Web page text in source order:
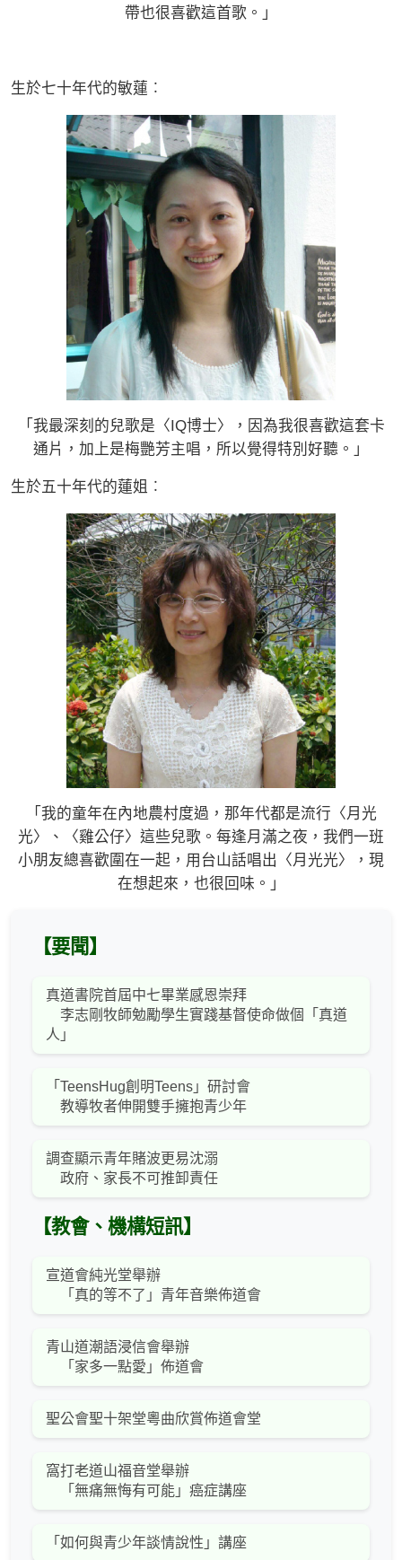
帶也很喜歡這首歌。」
生於七十年代的敏蓮︰
「我最深刻的兒歌是〈IQ博士〉，因為我很喜歡這套卡
通片，加上是梅艷芳主唱，所以覺得特別好聽。」
生於五十年代的蓮姐︰
「我的童年在內地農村度過，那年代都是流行〈月光
光〉、〈雞公仔〉這些兒歌。每逢月滿之夜，我們一班
小朋友總喜歡圍在一起，用台山話唱出〈月光光〉，現
在想起來，也很回味。」
【要聞】
真道書院首屆中七畢業感恩崇拜
李志剛牧師勉勵學生實踐基督使命做個「真道
人」
「TeensHug創明Teens」研討會
教導牧者伸開雙手擁抱青少年
調查顯示青年賭波更易沈溺
政府、家長不可推卸責任
【教會、機構短訊】
宣道會純光堂舉辦
「真的等不了」青年音樂佈道會
青山道潮語浸信會舉辦
「家多一點愛」佈道會
聖公會聖十架堂粵曲欣賞佈道會堂
窩打老道山福音堂舉辦
「無痛無悔有可能」癌症講座
「如何與青少年談情說性」講座